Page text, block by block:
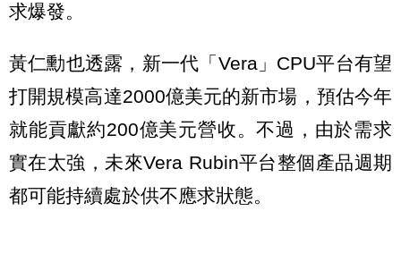
求爆發。
黃仁勳也透露，新一代「Vera」CPU平台有望
打開規模高達2000億美元的新市場，預估今年
就能貢獻約200億美元營收。不過，由於需求
實在太強，未來Vera Rubin平台整個產品週期
都可能持續處於供不應求狀態。